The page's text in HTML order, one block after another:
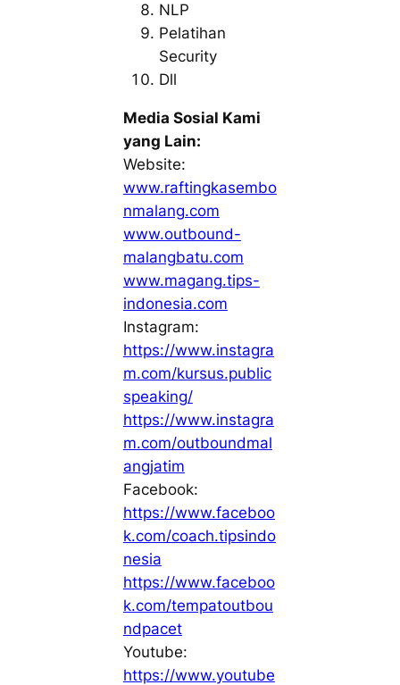
NLP
Pelatihan
Security
Dll
Media Sosial Kami
yang Lain:
Website:
www.raftingkasembo
nmalang.com
www.outbound-
malangbatu.com
www.magang.tips-
indonesia.com
Instagram:
https://www.instagra
m.com/kursus.public
speaking/
https://www.instagra
m.com/outboundmal
angjatim
Facebook:
https://www.faceboo
k.com/coach.tipsindo
nesia
https://www.faceboo
k.com/tempatoutbou
ndpacet
Youtube:
https://www.youtube